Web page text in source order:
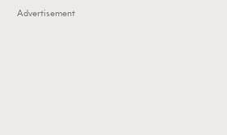
Advertisement